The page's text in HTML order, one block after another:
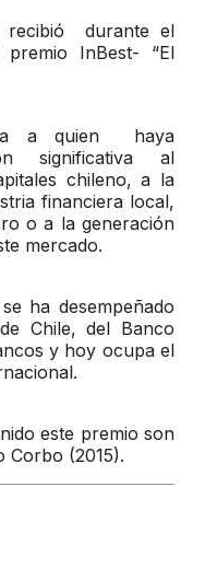
recibió durante el
InBest- “El
a quien haya
significativa al
chileno, a la
financiera local,
o a la generación
mercado.
ha desempeñado
Chile, del Banco
y hoy ocupa el
este premio son
Corbo (2015).